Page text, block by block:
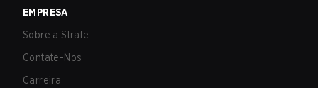
EMPRESA
Sobre a Strafe
Contate-Nos
Carreira